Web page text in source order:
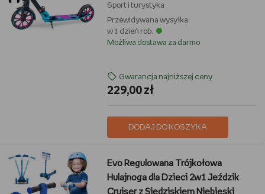
Sport i turystyka
Przewidywana wysyłka:
w 1 dzień rob.
Możliwa dostawa za darmo
Gwarancja najniższej ceny
229,00 zł
DODAJ DO KOSZYKA
Evo Regulowana Trójkołowa
Hulajnoga dla Dzieci 2w1 Jeździk
Cruiser z Siedziskiem Niebieski